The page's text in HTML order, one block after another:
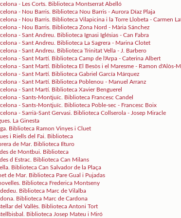
- Les Corts. Biblioteca Montserrat Abelló
- Nou Barris. Biblioteca Nou Barris - Aurora Díaz Plaja
- Nou Barris. Biblioteca Vilapicina i la Torre Llobeta - Carmen
- Nou Barris. Biblioteca Zona Nord - Mària Sánchez
- Sant Andreu. Biblioteca Ignasi Iglésias - Can Fabra
- Sant Andreu. Biblioteca La Sagrera - Marina Clotet
- Sant Andreu. Biblioteca Trinitat Vella - J. Barbero
- Sant Martí. Biblioteca Camp de l'Arpa - Caterina Albert
- Sant Martí. Biblioteca El Besòs i el Maresme - Ramon d'Alòs-
- Sant Martí. Biblioteca Gabriel García Márquez
- Sant Martí. Biblioteca Poblenou - Manuel Arranz
- Sant Martí. Biblioteca Xavier Benguerel
- Sants-Montjuïc. Biblioteca Francesc Candel
- Sants-Montjuïc. Biblioteca Poble-sec - Francesc Boix
- Sarrià-Sant Gervasi. Biblioteca Collserola - Josep Miracle
La Ginesta
Biblioteca Ramon Vinyes i Cluet
i Riells del Fai. Biblioteca
de Mar. Biblioteca Ilturo
de Montbui. Biblioteca
d Estrac. Biblioteca Can Milans
Biblioteca Can Salvador de la Plaça
de Mar. Biblioteca Pare Gual i Pujadas
Biblioteca Frederica Montseny
Biblioteca Marc de Vilalba
Biblioteca Marc de Cardona
del Vallès. Biblioteca Antoni Tort
Biblioteca Josep Mateu i Miró